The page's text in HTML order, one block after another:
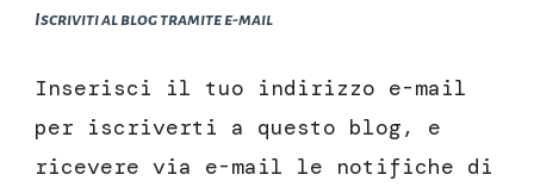
Iscriviti al blog tramite e-mail
Inserisci il tuo indirizzo e-mail
per iscriverti a questo blog, e
ricevere via e-mail le notifiche di